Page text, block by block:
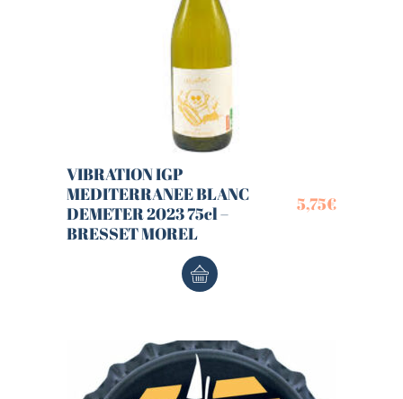
VIBRATION IGP
MEDITERRANEE BLANC
DEMETER 2023 75cl –
BRESSET MOREL
5,75€